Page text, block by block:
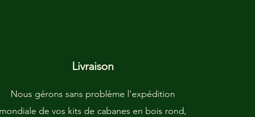
Livraison
Nous gérons sans problème l'expédition
mondiale de vos kits de cabanes en bois rond,